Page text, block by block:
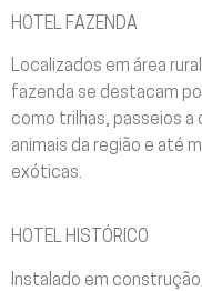
HOTEL FAZENDA
Localizados em área
fazenda se destacam
como trilhas, passeios a
animais da região e até
exóticas.
HOTEL HISTÓRICO
Instalado em